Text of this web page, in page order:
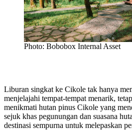
Photo: Bobobox Internal Asset
Liburan singkat ke Cikole tak hanya
menjelajahi tempat-tempat menarik,
menikmati hutan pinus Cikole yang
sejuk khas pegunungan dan suasana
destinasi sempurna untuk melepaskan